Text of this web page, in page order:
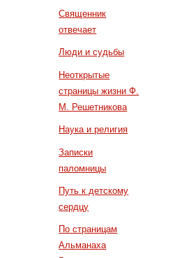
Священник
отвечает
Люди и судьбы
Неоткрытые
страницы жизни Ф.
М. Решетникова
Наука и религия
Записки
паломницы
Путь к детскому
сердцу
По страницам
Альманаха